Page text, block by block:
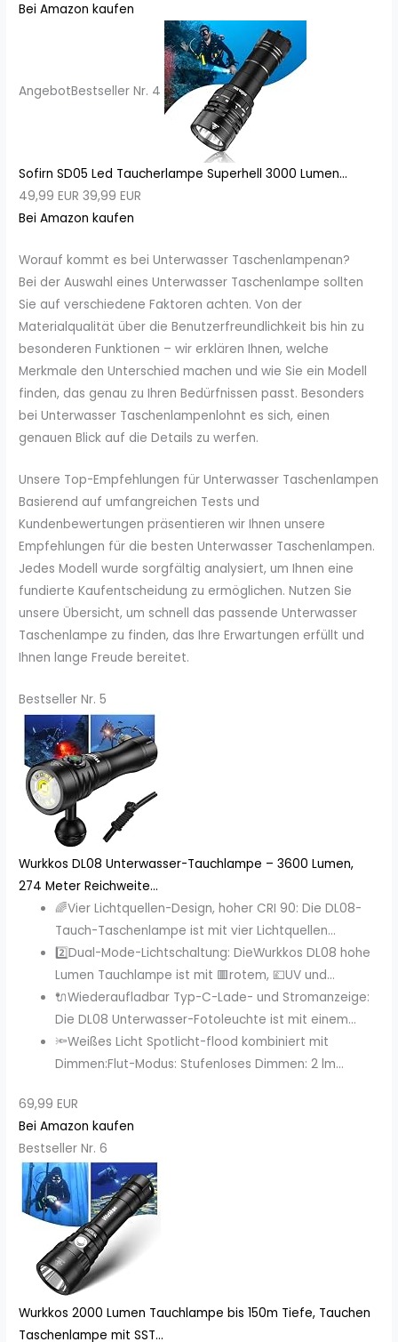
Bei Amazon kaufen
AngebotBestseller Nr. 4
Sofirn SD05 Led Taucherlampe Superhell 3000 Lumen...
49,99 EUR 39,99 EUR
Bei Amazon kaufen
Worauf kommt es bei Unterwasser Taschenlampenan?
Bei der Auswahl eines Unterwasser Taschenlampe sollten
Sie auf verschiedene Faktoren achten. Von der
Materialqualität über die Benutzerfreundlichkeit bis hin zu
besonderen Funktionen – wir erklären Ihnen, welche
Merkmale den Unterschied machen und wie Sie ein Modell
finden, das genau zu Ihren Bedürfnissen passt. Besonders
bei Unterwasser Taschenlampenlohnt es sich, einen
genauen Blick auf die Details zu werfen.
Unsere Top-Empfehlungen für Unterwasser Taschenlampen
Basierend auf umfangreichen Tests und
Kundenbewertungen präsentieren wir Ihnen unsere
Empfehlungen für die besten Unterwasser Taschenlampen.
Jedes Modell wurde sorgfältig analysiert, um Ihnen eine
fundierte Kaufentscheidung zu ermöglichen. Nutzen Sie
unsere Übersicht, um schnell das passende Unterwasser
Taschenlampe zu finden, das Ihre Erwartungen erfüllt und
Ihnen lange Freude bereitet.
Bestseller Nr. 5
Wurkkos DL08 Unterwasser-Tauchlampe – 3600 Lumen,
274 Meter Reichweite...
🌈Vier Lichtquellen-Design, hoher CRI 90: Die DL08-
Tauch-Taschenlampe ist mit vier Lichtquellen...
2️⃣Dual-Mode-Lichtschaltung: DieWurkkos DL08 hohe
Lumen Tauchlampe ist mit 🟥rotem, 💷UV und...
🔌Wiederaufladbar Typ-C-Lade- und Stromanzeige:
Die DL08 Unterwasser-Fotoleuchte ist mit einem...
🔦Weißes Licht Spotlicht-flood kombiniert mit
Dimmen:Flut-Modus: Stufenloses Dimmen: 2 lm...
69,99 EUR
Bei Amazon kaufen
Bestseller Nr. 6
Wurkkos 2000 Lumen Tauchlampe bis 150m Tiefe, Tauchen
Taschenlampe mit SST...